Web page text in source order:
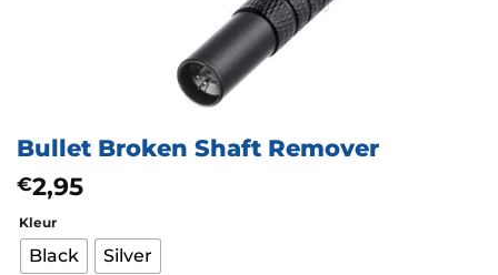
Bullet Broken Shaft Remover
€2,95
Kleur
Black Silver